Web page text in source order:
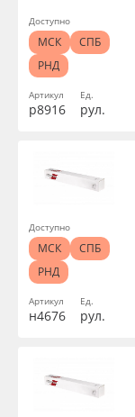
Артикул
р8916
Ед.
рул.
Доступно
МСК
СПБ
РНД
Артикул
н4676
Ед.
рул.
Доступно
МСК
СПБ
РНД